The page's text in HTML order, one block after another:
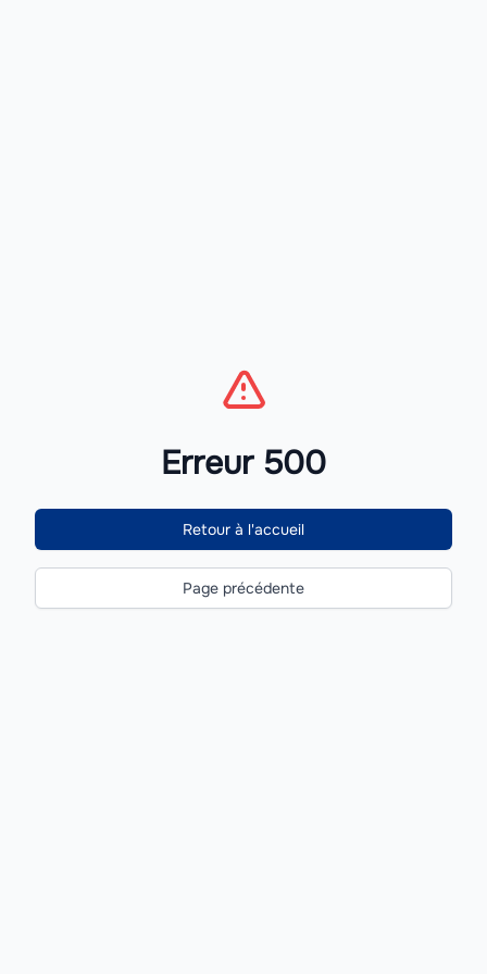
Erreur 500
Retour à l'accueil
Page précédente